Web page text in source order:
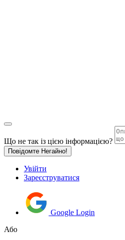
Що не так із цією інформацією?
Повідомте Негайно!
Увійти
Зареєструватися
Google Login
Або